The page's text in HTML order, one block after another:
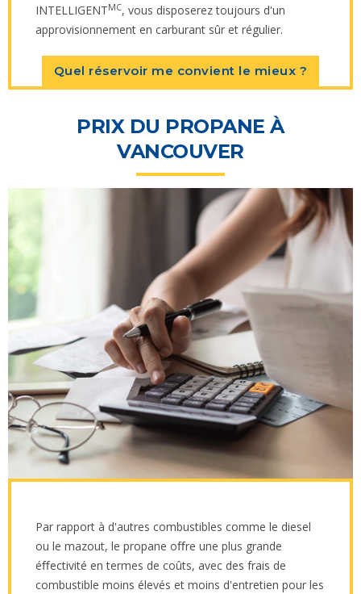
INTELLIGENTMC, vous disposerez toujours d'un
approvisionnement en carburant sûr et régulier.
Quel réservoir me convient le mieux ?
PRIX DU PROPANE À
VANCOUVER
Par rapport à d'autres combustibles comme le diesel
ou le mazout, le propane oﬀre une plus grande
éﬀectivité en termes de coûts, avec des frais de
combustible moins élevés et moins d'entretien pour les